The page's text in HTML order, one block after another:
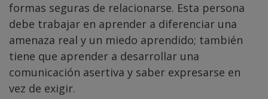
formas seguras de relacionarse. Esta persona
debe trabajar en aprender a diferenciar una
amenaza real y un miedo aprendido; también
tiene que aprender a desarrollar una
comunicación asertiva y saber expresarse en
vez de exigir.